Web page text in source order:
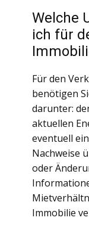
Welche
ich für
Für den
benötigen
darunter:
aktuellen
eventuell
Nachweise
oder
Immobilie